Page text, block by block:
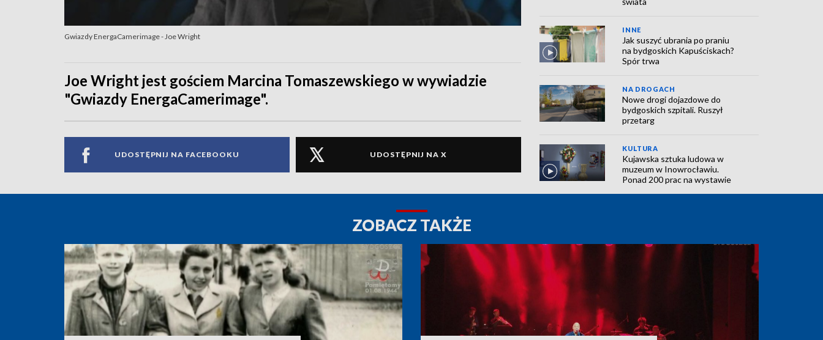
Gwiazdy EnergaCamerimage - Joe Wright
Joe Wright jest gościem Marcina Tomaszewskiego w wywiadzie
"Gwiazdy EnergaCamerimage".
UDOSTĘPNIJ NA FACEBOOKU UDOSTĘPNIJ NA X
INNE
Jak suszyć ubrania po praniu
na bydgoskich Kapuściskach?
Spór trwa
NA DROGACH
Nowe drogi dojazdowe do
bydgoskich szpitali. Ruszył
przetarg
KULTURA
Kujawska sztuka ludowa w
muzeum w Inowrocławiu.
Ponad 200 prac na wystawie
ZOBACZ TAKŻE